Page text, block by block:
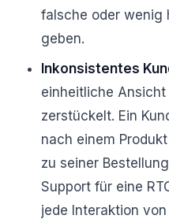
falsche oder wenig
geben.
Inkonsistentes
einheitliche
zerstückelt. Ein
nach einem
zu seiner
Support für eine
jede Interaktion